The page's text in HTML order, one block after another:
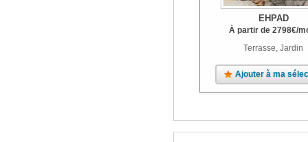
EHPAD
À partir de 2798€/
Terrasse, Jardin
Ajouter à ma